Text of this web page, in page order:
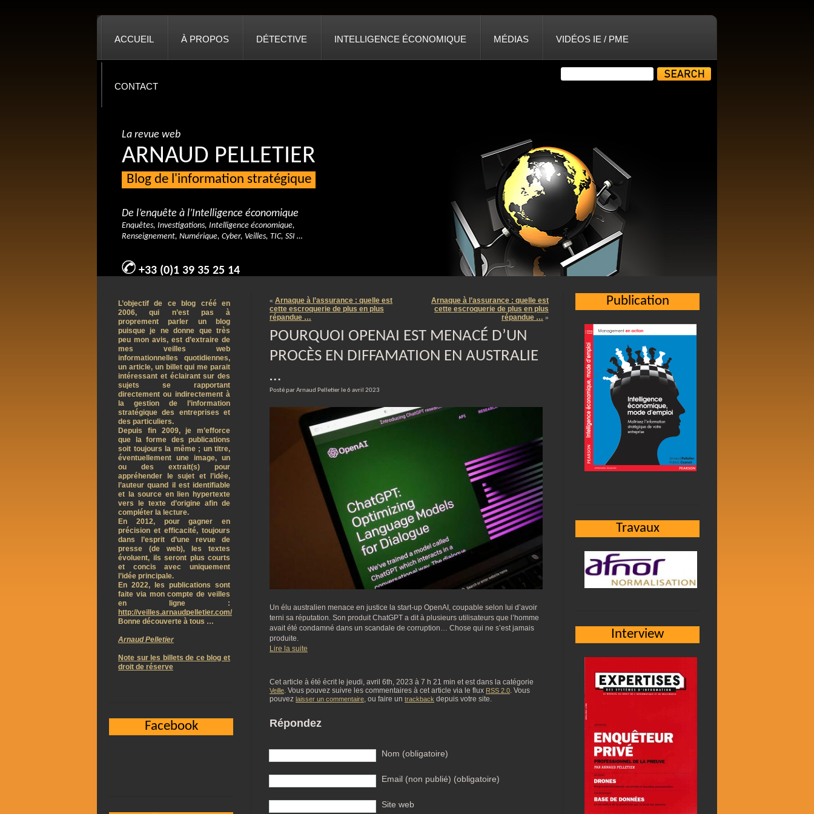
ACCUEIL À PROPOS DÉTECTIVE INTELLIGENCE ÉCONOMIQUE MÉDIAS VIDÉOS IE / PME
CONTACT
La revue web
ARNAUD PELLETIER
Blog de l'information stratégique
De l’enquête à l’Intelligence économique
Enquêtes, Investigations, Intelligence économique,
Renseignement, Numérique, Cyber, Veilles, TIC, SSI …
+33 (0)1 39 35 25 14
« Arnaque à l’assurance : quelle est
cette escroquerie de plus en plus
répandue …
Arnaque à l’assurance : quelle est
cette escroquerie de plus en plus
répandue … »
POURQUOI OPENAI EST MENACÉ D’UN
PROCÈS EN DIFFAMATION EN AUSTRALIE
…
Posté par Arnaud Pelletier le 6 avril 2023
Un élu australien menace en justice la start-up OpenAI, coupable selon lui d’avoir
terni sa réputation. Son produit ChatGPT a dit à plusieurs utilisateurs que l’homme
avait été condamné dans un scandale de corruption… Chose qui ne s’est jamais
produite.
Lire la suite
Cet article à été écrit le jeudi, avril 6th, 2023 à 7 h 21 min et est dans la catégorie
Veille. Vous pouvez suivre les commentaires à cet article via le flux RSS 2.0. Vous
pouvez laisser un commentaire, ou faire un trackback depuis votre site.
Répondez
Nom (obligatoire)
Email (non publié) (obligatoire)
Site web
Publication
Travaux
Interview
L’objectif de ce blog créé en
2006, qui n’est pas à
proprement parler un blog
puisque je ne donne que très
peu mon avis, est d’extraire de
mes veilles web
informationnelles quotidiennes,
un article, un billet qui me parait
intéressant et éclairant sur des
sujets se rapportant
directement ou indirectement à
la gestion de l’information
stratégique des entreprises et
des particuliers.
Depuis fin 2009, je m’efforce
que la forme des publications
soit toujours la même ; un titre,
éventuellement une image, un
ou des extrait(s) pour
appréhender le sujet et l’idée,
l’auteur quand il est identifiable
et la source en lien hypertexte
vers le texte d’origine afin de
compléter la lecture.
En 2012, pour gagner en
précision et efficacité, toujours
dans l’esprit d’une revue de
presse (de web), les textes
évoluent, ils seront plus courts
et concis avec uniquement
l’idée principale.
En 2022, les publications sont
faite via mon compte de veilles
en ligne :
http://veilles.arnaudpelletier.com/
Bonne découverte à tous …
Arnaud Pelletier
Note sur les billets de ce blog et
droit de réserve
Facebook